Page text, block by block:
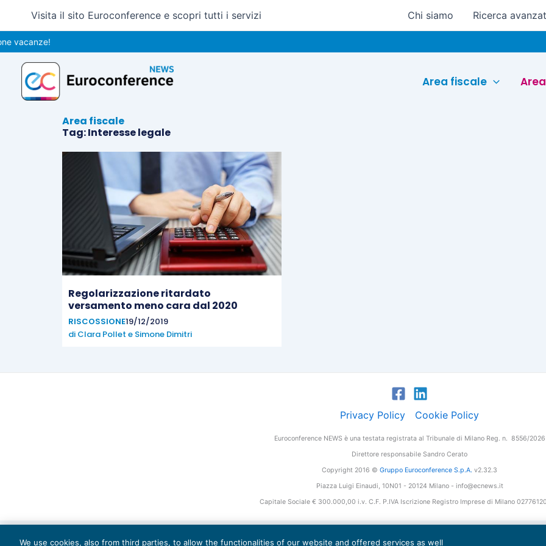
contenuto
Visita il sito Euroconference e scopri tutti i servizi Chi siamo Ricerca
vacanze!
Area fiscale
Area fiscale
Tag: Interesse legale
Regolarizzazione ritardato
versamento meno cara dal 2020
RISCOSSIONE19/12/2019
di Clara Pollet e Simone Dimitri
Privacy Policy Cookie Policy
Euroconference NEWS è una testata registrata al Tribunale di Milano Reg. n. 8556/2026
Direttore responsabile Sandro Cerato
Copyright 2016 © Gruppo Euroconference S.p.A. v2.32.3
Piazza Luigi Einaudi, 10N01 - 20124 Milano - info@ecnews.it
Capitale Sociale € 300.000,00 i.v. C.F. P.IVA Iscrizione Registro Imprese di Milano
We use cookies, also from third parties, to allow the functionalities of our website and offered services as well